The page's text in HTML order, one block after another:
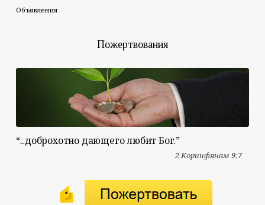
Объявления
Пожертвования
“...доброхотно дающего любит Бог.”
2 Коринфянам 9:7